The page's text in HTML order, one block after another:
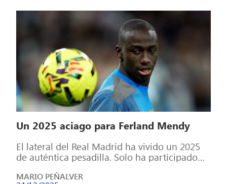
Un 2025 aciago para Ferland Mendy
El lateral del Real Madrid ha vivido un 2025
de auténtica pesadilla. Solo ha participado
MARIO PEÑALVER